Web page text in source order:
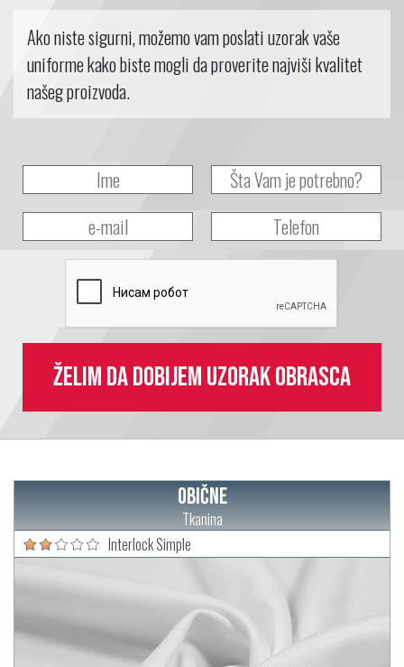
Ako niste sigurni, možemo vam poslati uzorak vaše
uniforme kako biste mogli da proverite najviši kvalitet
našeg proizvoda.
Želim da dobijem uzorak obrasca
Obične
Tkanina
Interlock Simple